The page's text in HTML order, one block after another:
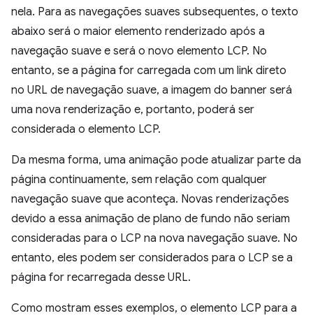
nela. Para as navegações suaves subsequentes, o texto
abaixo será o maior elemento renderizado após a
navegação suave e será o novo elemento LCP. No
entanto, se a página for carregada com um link direto
no URL de navegação suave, a imagem do banner será
uma nova renderização e, portanto, poderá ser
considerada o elemento LCP.
Da mesma forma, uma animação pode atualizar parte da
página continuamente, sem relação com qualquer
navegação suave que aconteça. Novas renderizações
devido a essa animação de plano de fundo não seriam
consideradas para o LCP na nova navegação suave. No
entanto, eles podem ser considerados para o LCP se a
página for recarregada desse URL.
Como mostram esses exemplos, o elemento LCP para a